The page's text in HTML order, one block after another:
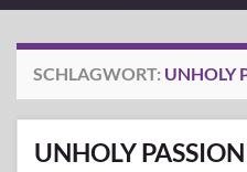
SCHLAGWORT: UNHOLY
UNHOLY